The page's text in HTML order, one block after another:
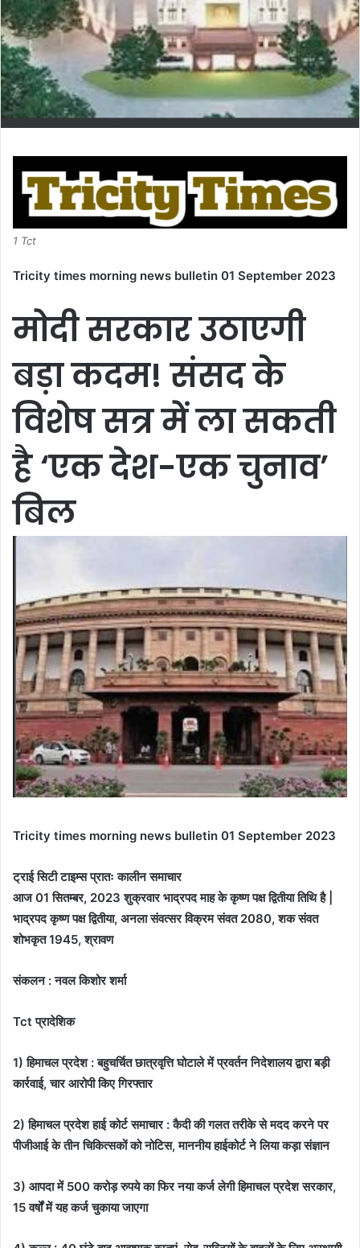
1 Tct
Tricity times morning news bulletin 01 September 2023
मोदी सरकार उठाएगी
बड़ा कदम! संसद के
विशेष सत्र में ला सकती
है ‘एक देश-एक चुनाव’
बिल
Tricity times morning news bulletin 01 September 2023
ट्राई सिटी टाइम्स प्रातः कालीन समाचार
आज 01 सितम्बर, 2023 शुक्रवार भाद्रपद माह के कृष्ण पक्ष द्वितीया तिथि है |
भाद्रपद कृष्ण पक्ष द्वितीया, अनला संवत्सर विक्रम संवत 2080, शक संवत
शोभकृत 1945, श्रावण
संकलन : नवल किशोर शर्मा
Tct प्रादेशिक
1) हिमाचल प्रदेश : बहुचर्चित छात्रवृत्ति घोटाले में प्रवर्तन निदेशालय द्वारा बड़ी
कार्रवाई, चार आरोपी किए गिरफ्तार
2) हिमाचल प्रदेश हाई कोर्ट समाचार : कैदी की गलत तरीके से मदद करने पर
पीजीआई के तीन चिकित्सकों को नोटिस, माननीय हाईकोर्ट ने लिया कड़ा संज्ञान
3) आपदा में 500 करोड़ रुपये का फिर नया कर्ज लेगी हिमाचल प्रदेश सरकार,
15 वर्षों में यह कर्ज चुकाया जाएगा